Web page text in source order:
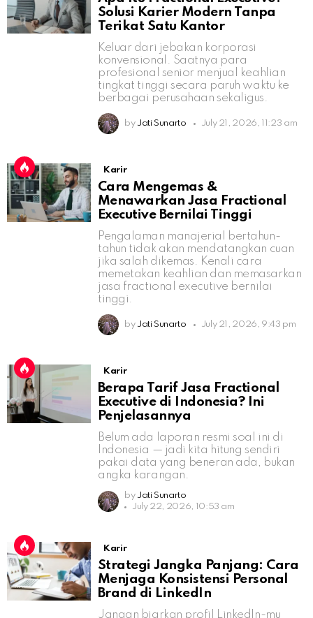
Solusi Karier Modern Tanpa
Terikat Satu Kantor
Keluar dari jebakan korporasi
konvensional. Saatnya para
profesional senior menjual keahlian
tingkat tinggi secara paruh waktu ke
berbagai perusahaan sekaligus.
by Jati Sunarto July 21, 2026, 11:23 am
Karir
Cara Mengemas &
Menawarkan Jasa Fractional
Executive Bernilai Tinggi
Pengalaman manajerial bertahun-
tahun tidak akan mendatangkan cuan
jika salah dikemas. Kenali cara
memetakan keahlian dan memasarkan
jasa fractional executive bernilai
tinggi.
by Jati Sunarto July 21, 2026, 9:43 pm
Karir
Berapa Tarif Jasa Fractional
Executive di Indonesia? Ini
Penjelasannya
Belum ada laporan resmi soal ini di
Indonesia — jadi kita hitung sendiri
pakai data yang beneran ada, bukan
angka karangan.
by Jati Sunarto
July 22, 2026, 10:53 am
Karir
Strategi Jangka Panjang: Cara
Menjaga Konsistensi Personal
Brand di LinkedIn
Jangan biarkan profil LinkedIn-mu